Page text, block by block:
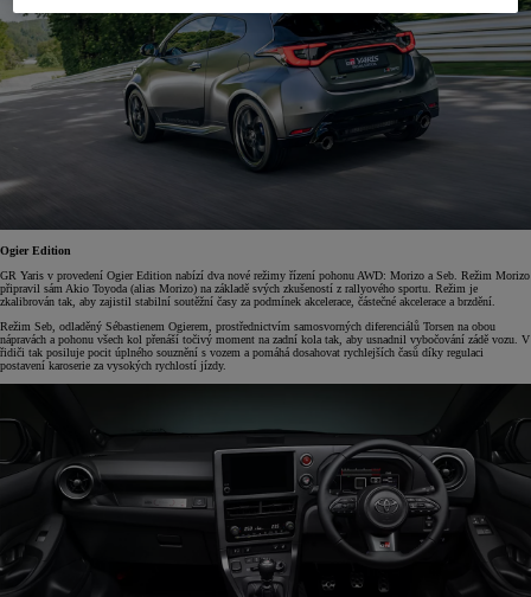
Ogier Edition
GR Yaris v provedení Ogier Edition nabízí dva nové režimy řízení pohonu AWD: Morizo a Seb. Režim Morizo
připravil sám Akio Toyoda (alias Morizo) na základě svých zkušeností z rallyového sportu. Režim je
zkalibrován tak, aby zajistil stabilní soutěžní časy za podmínek akcelerace, částečné akcelerace a brzdění.
Režim Seb, odladěný Sébastienem Ogierem, prostřednictvím samosvorných diferenciálů Torsen na obou
nápravách a pohonu všech kol přenáší točivý moment na zadní kola tak, aby usnadnil vybočování zádě vozu. V
řidiči tak posiluje pocit úplného souznění s vozem a pomáhá dosahovat rychlejších časů díky regulaci
postavení karoserie za vysokých rychlostí jízdy.